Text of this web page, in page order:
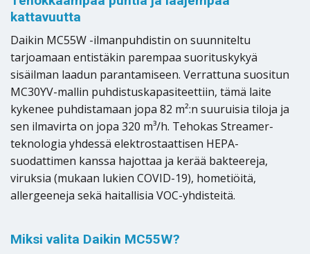
kattavuutta
Daikin MC55W -ilmanpuhdistin on suunniteltu
tarjoamaan entistäkin parempaa suorituskykyä
sisäilman laadun parantamiseen. Verrattuna suositun
MC30YV-mallin puhdistuskapasiteettiin, tämä laite
kykenee puhdistamaan jopa 82 m²:n suuruisia tiloja ja
sen ilmavirta on jopa 320 m³/h. Tehokas Streamer-
teknologia yhdessä elektrostaattisen HEPA-
suodattimen kanssa hajottaa ja kerää bakteereja,
viruksia (mukaan lukien COVID-19), hometiöitä,
allergeeneja sekä haitallisia VOC-yhdisteitä.
Miksi valita Daikin MC55W?